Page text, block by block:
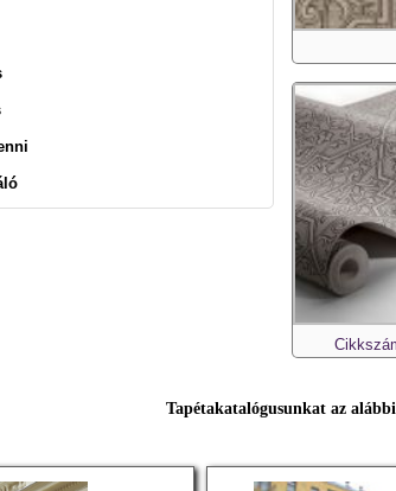
Tapétakatalógusunkat az